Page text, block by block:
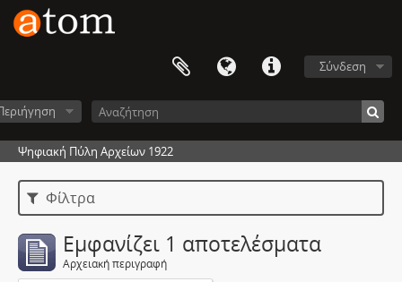
Σύνδεση
Ψηφιακή Πύλη Αρχείων 1922
Φίλτρα
Εμφανίζει 1 αποτελέσματα
Αρχειακή περιγραφή